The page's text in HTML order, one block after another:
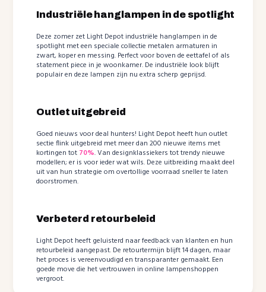
Industriële hanglampen in de spotlight
Deze zomer zet Light Depot industriële hanglampen in de
spotlight met een speciale collectie metalen armaturen in
zwart, koper en messing. Perfect voor boven de eettafel of als
statement piece in je woonkamer. De industriële look blijft
populair en deze lampen zijn nu extra scherp geprijsd.
Outlet uitgebreid
Goed nieuws voor deal hunters! Light Depot heeft hun outlet
sectie flink uitgebreid met meer dan 200 nieuwe items met
kortingen tot 70%. Van designklassiekers tot trendy nieuwe
modellen; er is voor ieder wat wils. Deze uitbreiding maakt deel
uit van hun strategie om overtollige voorraad sneller te laten
doorstromen.
Verbeterd retourbeleid
Light Depot heeft geluisterd naar feedback van klanten en hun
retourbeleid aangepast. De retourtermijn blijft 14 dagen, maar
het proces is vereenvoudigd en transparanter gemaakt. Een
goede move die het vertrouwen in online lampenshoppen
vergroot.